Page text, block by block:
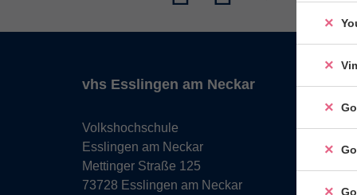
vhs Esslingen am Neckar
Volkshochschule
Esslingen am Neckar
Mettinger Straße 125
73728 Esslingen am Neckar